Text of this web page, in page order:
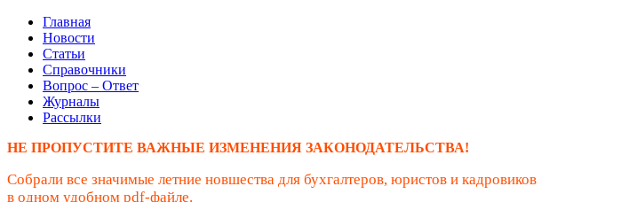
Главная
Новости
Статьи
Справочники
Вопрос – Ответ
Журналы
Рассылки
НЕ ПРОПУСТИТЕ ВАЖНЫЕ ИЗМЕНЕНИЯ ЗАКОНОДАТЕЛЬСТВА!
Собрали все значимые летние новшества для бухгалтеров, юристов и кадровиков
в одном удобном pdf-файле.